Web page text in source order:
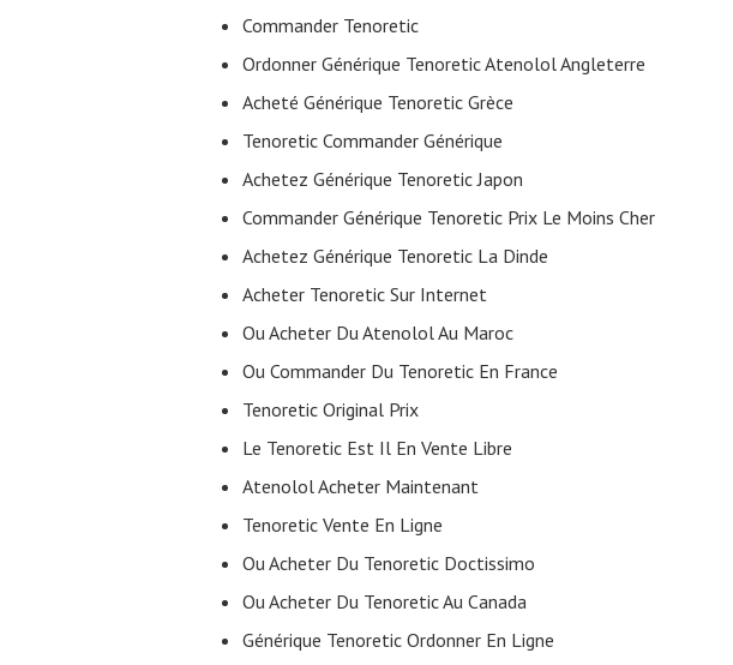
Commander Tenoretic
Ordonner Générique Tenoretic Atenolol Angleterre
Acheté Générique Tenoretic Grèce
Tenoretic Commander Générique
Achetez Générique Tenoretic Japon
Commander Générique Tenoretic Prix Le Moins Cher
Achetez Générique Tenoretic La Dinde
Acheter Tenoretic Sur Internet
Ou Acheter Du Atenolol Au Maroc
Ou Commander Du Tenoretic En France
Tenoretic Original Prix
Le Tenoretic Est Il En Vente Libre
Atenolol Acheter Maintenant
Tenoretic Vente En Ligne
Ou Acheter Du Tenoretic Doctissimo
Ou Acheter Du Tenoretic Au Canada
Générique Tenoretic Ordonner En Ligne